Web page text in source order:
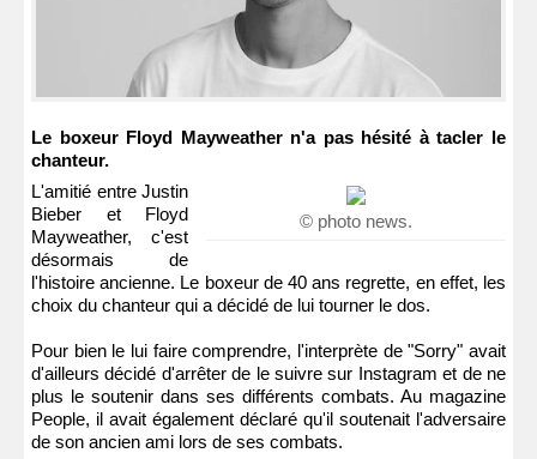
Le boxeur Floyd Mayweather n'a pas hésité à tacler le
chanteur.
© photo news.
L'amitié entre Justin
Bieber et Floyd
Mayweather, c'est
désormais de
l'histoire ancienne. Le boxeur de 40 ans regrette, en effet, les
choix du chanteur qui a décidé de lui tourner le dos.
Pour bien le lui faire comprendre, l'interprète de "Sorry" avait
d'ailleurs décidé d'arrêter de le suivre sur Instagram et de ne
plus le soutenir dans ses différents combats. Au magazine
People, il avait également déclaré qu'il soutenait l'adversaire
de son ancien ami lors de ses combats.